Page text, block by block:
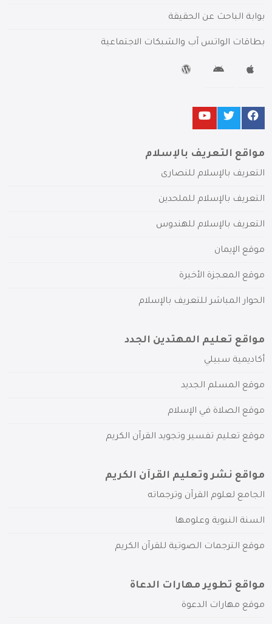
بوابة الباحث عن الحقيقة
بطاقات الواتس آب والشبكات الاجتماعية
مواقع التعريف بالإسلام
التعريف بالإسلام للنصارى
التعريف بالإسلام للملحدين
التعريف بالإسلام للهندوس
موقع الإيمان
موقع المعجزة الأخيرة
الحوار المباشر للتعريف بالإسلام
مواقع تعليم المهتدين الجدد
أكاديمية سبيلي
موقع المسلم الجديد
موقع الصلاة في الإسلام
موقع تعليم تفسير وتجويد القرآن الكريم
مواقع نشر وتعليم القرآن الكريم
الجامع لعلوم القرآن وترجماته
السنة النبوية وعلومها
موقع الترجمات الصوتية للقرآن الكريم
مواقع تطوير مهارات الدعاة
موقع مهارات الدعوة